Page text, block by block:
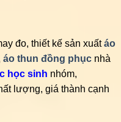
đo, thiết kế sản xuấtáo
áo thun đồng phụcnhà
học sinh nhóm,
lượng, giá thành cạnh